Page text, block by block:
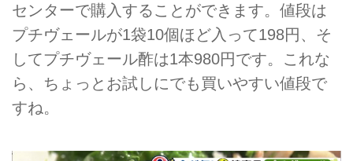
センターで購入することができます。値段は
プチヴェールが1袋10個ほど入って198円、そ
してプチヴェール酢は1本980円です。これな
ら、ちょっとお試しにでも買いやすい値段で
すね。